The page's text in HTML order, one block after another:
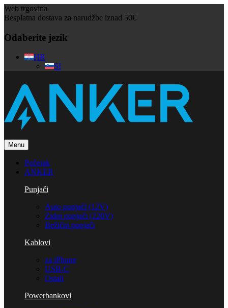
Web trgovina
Besplatna dostava za narudžbe iznad 50€
Odaberite jezik
HR
SI
Menu
Početak
ANKER
Punjači
Auto punjači (12V)
Zidni punjači (220V)
Bežični punjači
Kablovi
za iPhone
USB-C
Ostali
Powerbankovi